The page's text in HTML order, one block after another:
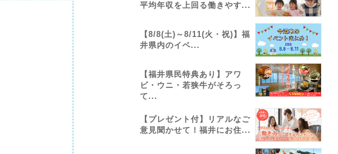
平均年収を上回る働きやす...
【8/8(土)～8/11(火・祝)】福
井県内のイベ...
【福井県民特典あり】アワ
ビ・ウニ・若狭牛がそろっ
て...
【プレゼント付】リアルなご
意見聞かせて！福井にお住...